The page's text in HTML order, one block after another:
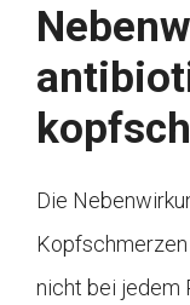
Die
nicht bei jedem